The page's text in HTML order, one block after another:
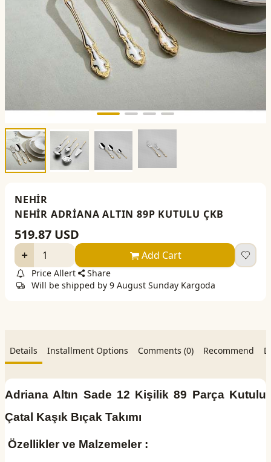
NEHİR
NEHİR ADRİANA ALTIN 89P KUTULU ÇKB
519.87 USD
Add Cart
Price Allert
Share
Will be shipped by 9 August Sunday Kargoda
Details Installment Options Comments (0) Recommend
Adriana Altın Sade 12 Kişilik 89 Parça Kutulu
Çatal Kaşık Bıçak Takımı
Özellikler ve Malzemeler :